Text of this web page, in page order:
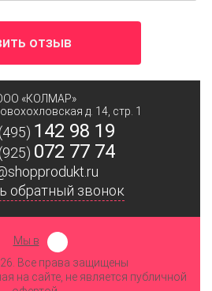
отзыв
«КОЛМАР»
д. 14, стр. 1
142 98 19
072 77 74
обратный звонок
Мы в
Все права защищены
на сайте, не является публичной